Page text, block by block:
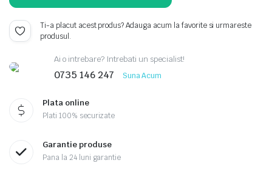
Ti-a placut acest produs? Adauga acum la favorite si urmareste
produsul.
Ai o intrebare? Intrebati un specialist!
0735 146 247 Suna Acum
Plata online
Plati 100% securizate
Garantie produse
Pana la 24 luni garantie